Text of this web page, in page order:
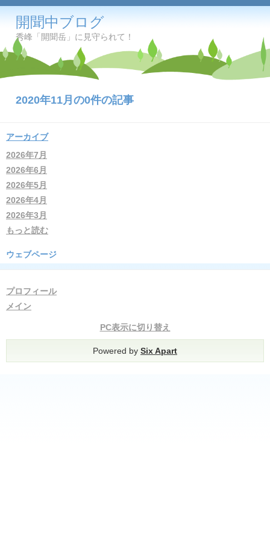
開聞中ブログ
秀峰「開聞岳」に見守られて！
2020年11月の0件の記事
アーカイブ
2026年7月
2026年6月
2026年5月
2026年4月
2026年3月
もっと読む
ウェブページ
プロフィール
メイン
PC表示に切り替え
Powered by Six Apart